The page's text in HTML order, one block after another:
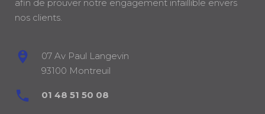
afin de prouver notre engagement infaillible envers
nos clients.
07 Av Paul Langevin
93100 Montreuil
01 48 51 50 08